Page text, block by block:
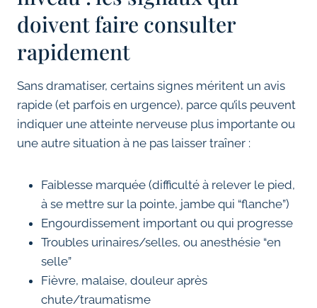
doivent faire consulter
rapidement
Sans dramatiser, certains signes méritent un avis
rapide (et parfois en urgence), parce qu’ils peuvent
indiquer une atteinte nerveuse plus importante ou
une autre situation à ne pas laisser traîner :
Faiblesse marquée (difficulté à relever le pied,
à se mettre sur la pointe, jambe qui “flanche”)
Engourdissement important ou qui progresse
Troubles urinaires/selles, ou anesthésie “en
selle”
Fièvre, malaise, douleur après
chute/traumatisme